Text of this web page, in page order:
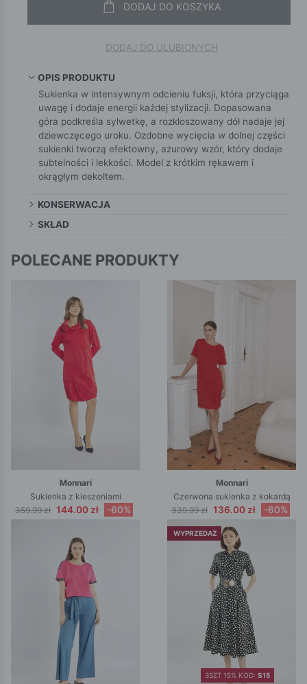
DODAJ DO KOSZYKA
DODAJ DO ULUBIONYCH
OPIS PRODUKTU
Sukienka w intensywnym odcieniu fuksji, która przyciąga
uwagę i dodaje energii każdej stylizacji. Dopasowana
góra podkreśla sylwetkę, a rozkloszowany dół nadaje jej
dziewczęcego uroku. Ozdobne wycięcia w dolnej części
sukienki tworzą efektowny, ażurowy wzór, który dodaje
subtelności i lekkości. Model z krótkim rękawem i
okrągłym dekoltem.
KONSERWACJA
SKŁAD
POLECANE PRODUKTY
Monnari
Sukienka z kieszeniami
359.99 zł 144.00 zł -60%
Monnari
Czerwona sukienka z kokardą
339.99 zł 136.00 zł -60%
WYPRZEDAŻ
3SZT 15% KOD: S15